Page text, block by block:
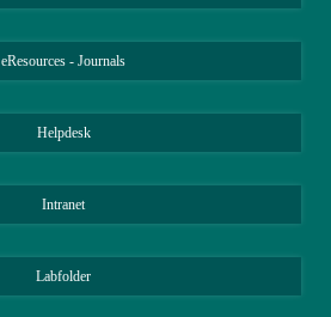
eResources - Journals
Helpdesk
Intranet
Labfolder